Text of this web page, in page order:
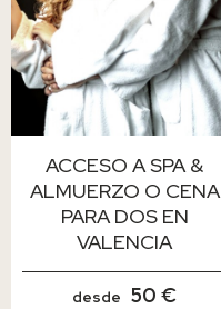
ACCESO A SPA &
ALMUERZO O CENA
PARA DOS EN
VALENCIA
desde 50 €